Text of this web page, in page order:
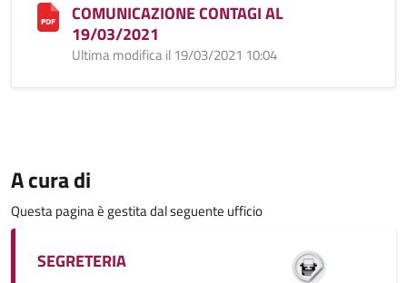
COMUNICAZIONE CONTAGI AL
19/03/2021
Ultima modifica il 19/03/2021 10:04
A cura di
Questa pagina è gestita dal seguente ufficio
SEGRETERIA